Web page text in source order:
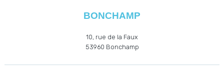
BONCHAMP
10, rue de la Faux
53960 Bonchamp